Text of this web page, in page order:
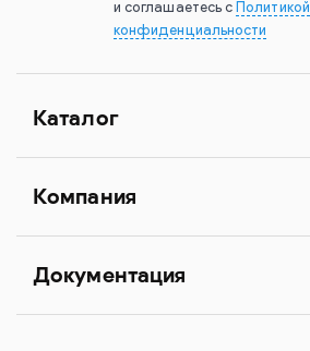
и соглашаетесь с Политикой
конфиденциальности
Каталог
Компания
Документация